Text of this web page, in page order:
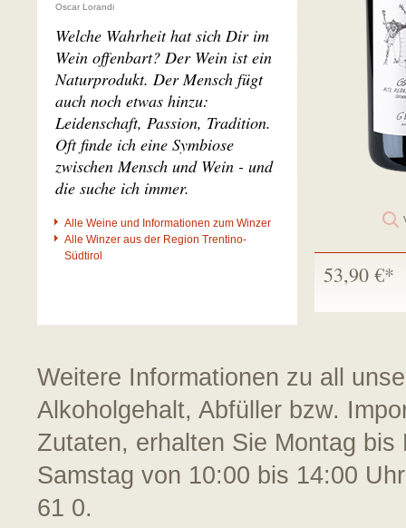
53,90 €*
Oscar Lorandi
Welche Wahrheit hat sich Dir im
Wein offenbart? Der Wein ist ein
Naturprodukt. Der Mensch fügt
auch noch etwas hinzu:
Leidenschaft, Passion, Tradition.
Oft finde ich eine Symbiose
zwischen Mensch und Wein - und
die suche ich immer.
Alle Weine und Informationen zum Winzer
Alle Winzer aus der Region Trentino-
Südtirol
Weitere Informationen zu all
Alkoholgehalt, Abfüller bzw.
Zutaten, erhalten Sie Montag
Samstag von 10:00 bis 14:00
61 0.